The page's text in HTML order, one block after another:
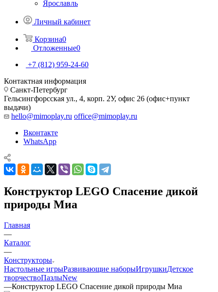
Ярославль
Личный кабинет
Корзина0
Отложенные0
+7 (812) 959-24-60
Контактная информация
Санкт-Петербург
Гельсингфорсская ул., 4, корп. 2У, офис 26 (офис+пункт
выдачи)
hello@mimoplay.ru office@mimoplay.ru
Вконтакте
WhatsApp
Конструктор LEGO Спасение дикой
природы Миа
Главная
—
Каталог
—
Конструкторы
Настольные игрыРазвивающие наборыИгрушкиДетское
творчествоПазлыNew
—Конструктор LEGO Спасение дикой природы Миа